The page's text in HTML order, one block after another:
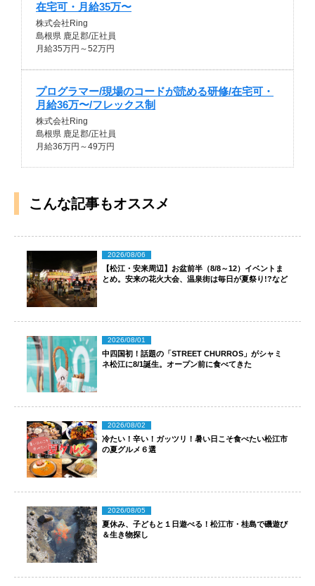
在宅可・月給35万〜
株式会社Ring
島根県 鹿足郡/正社員
月給35万円～52万円
プログラマー/現場のコードが読める研修/在宅可・
月給36万〜/フレックス制
株式会社Ring
島根県 鹿足郡/正社員
月給36万円～49万円
こんな記事もオススメ
2026/08/06
【松江・安来周辺】お盆前半（8/8～12）イベントま
とめ。安来の花火大会、温泉街は毎日が夏祭り!?など
2026/08/01
中四国初！話題の「STREET CHURROS」がシャミ
ネ松江に8/1誕生。オープン前に食べてきた
2026/08/02
冷たい！辛い！ガッツリ！暑い日こそ食べたい松江市
の夏グルメ６選
2026/08/05
夏休み、子どもと１日遊べる！松江市・桂島で磯遊び
＆生き物探し